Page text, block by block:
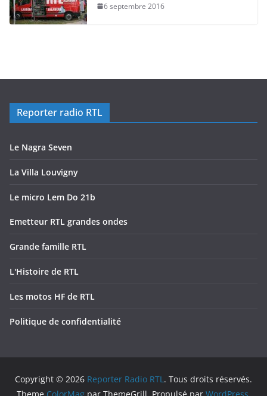
6 septembre 2016
Reporter radio RTL
Le Nagra Seven
La Villa Louvigny
Le micro Lem Do 21b
Emetteur RTL grandes ondes
Grande famille RTL
L'Histoire de RTL
Les motos HF de RTL
Politique de confidentialité
Copyright © 2026 Reporter Radio RTL. Tous droits réservés.